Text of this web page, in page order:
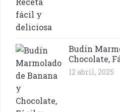
Budín
Chocolate,
12 abril, 2025